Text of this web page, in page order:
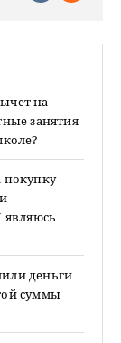
на
занятия
покупку
являюсь
деньги
суммы